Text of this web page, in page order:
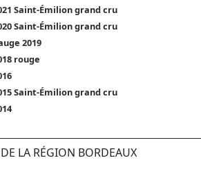
Saint-Émilion grand cru
Saint-Émilion grand cru
2019
rouge
Saint-Émilion grand cru
LA RÉGION BORDEAUX